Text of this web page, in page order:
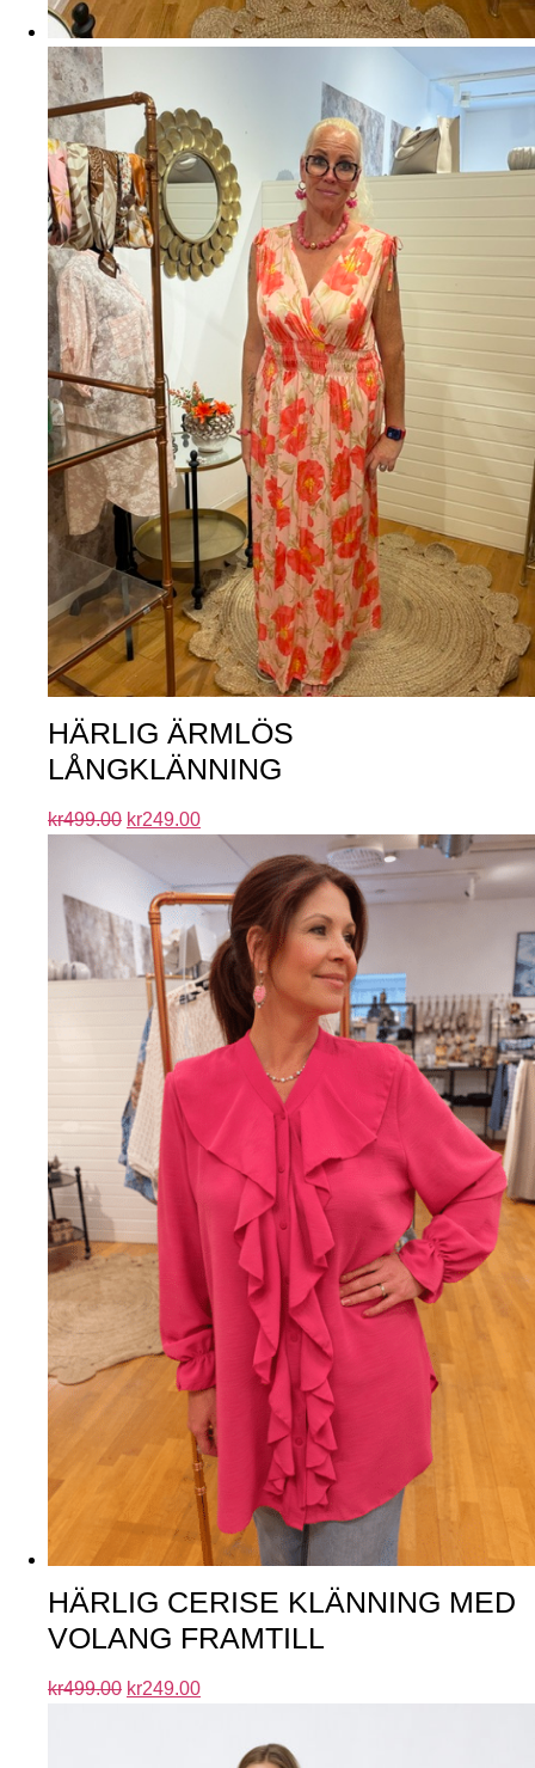
HÄRLIG ÄRMLÖS
LÅNGKLÄNNING
kr499.00 kr249.00
HÄRLIG CERISE KLÄNNING MED
VOLANG FRAMTILL
kr499.00 kr249.00